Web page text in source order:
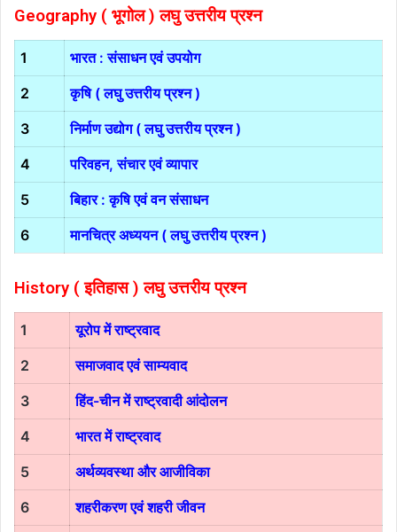
Geography ( भूगोल ) लघु उत्तरीय प्रश्न
1
भारत : संसाधन एवं उपयोग
2
कृषि ( लघु उत्तरीय प्रश्न )
3
निर्माण उद्योग ( लघु उत्तरीय प्रश्न )
4
परिवहन, संचार एवं व्यापार
5
बिहार : कृषि एवं वन संसाधन
6
मानचित्र अध्ययन ( लघु उत्तरीय प्रश्न )
History ( इतिहास )लघु उत्तरीय प्रश्न
1
यूरोप में राष्ट्रवाद
2
समाजवाद एवं साम्यवाद
3
हिंद-चीन में राष्ट्रवादी आंदोलन
4
भारत में राष्ट्रवाद
5
अर्थव्यवस्था और आजीविका
6
शहरीकरण एवं शहरी जीवन